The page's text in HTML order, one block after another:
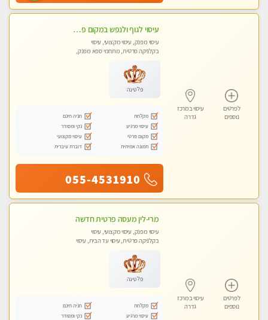
לפרטים
נוספים
עיסוי במרכז
גדרה
עיסוי לגוף ולנפש במקום פרטי ואיכותי
עיסוי מפנק, עיסוי מקצועי, עיסוי
בקלניקה פרטית, מתחמי ספא מפנק,
פלטינה
מקלחת
חניה חינם
עיסוי מרגיע
נקי ומסודר
מקום פרטי
עיסוי מקצועי
תמונה אמיתית
דוברת עיברית
055-4531910
לפרטים
נוספים
עיסוי במרכז
גדרה
מרי-לין מעסה פרטית חדשה
עיסוי מפנק, עיסוי מקצועי, עיסוי
בקלניקה פרטית, עיסוי עד הבית, עיסוי
פלטינה
מקלחת
חניה חינם
עיסוי מרגיע
נקי ומסודר